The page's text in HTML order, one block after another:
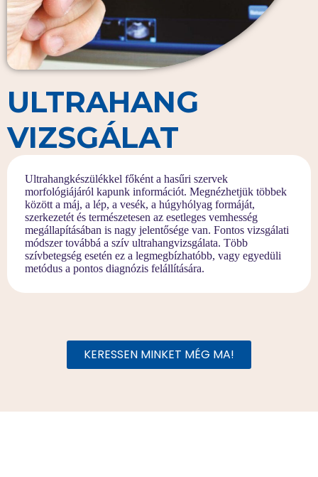
ULTRAHANG
VIZSGÁLAT
Ultrahangkészülékkel főként a hasűri szervek
morfológiájáról kapunk információt. Megnézhetjük többek
között a máj, a lép, a vesék, a húgyhólyag formáját,
szerkezetét és természetesen az esetleges vemhesség
megállapításában is nagy jelentősége van. Fontos vizsgálati
módszer továbbá a szív ultrahangvizsgálata. Több
szívbetegség esetén ez a legmegbízhatóbb, vagy egyedüli
metódus a pontos diagnózis felállítására.
KERESSEN MINKET MÉG MA!